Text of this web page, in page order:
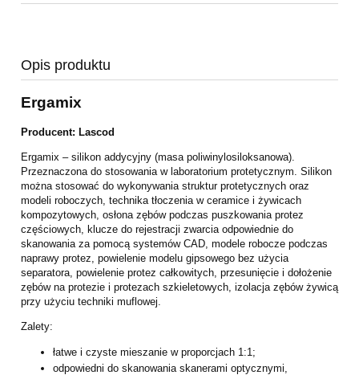
Opis produktu
Ergamix
Producent: Lascod
Ergamix – silikon addycyjny (masa poliwinylosiloksanowa).
Przeznaczona do stosowania w laboratorium protetycznym. Silikon
można stosować do wykonywania struktur protetycznych oraz
modeli roboczych, technika tłoczenia w ceramice i żywicach
kompozytowych, osłona zębów podczas puszkowania protez
częściowych, klucze do rejestracji zwarcia odpowiednie do
skanowania za pomocą systemów CAD, modele robocze podczas
naprawy protez, powielenie modelu gipsowego bez użycia
separatora, powielenie protez całkowitych, przesunięcie i dołożenie
zębów na protezie i protezach szkieletowych, izolacja zębów żywicą
przy użyciu techniki muflowej.
Zalety:
łatwe i czyste mieszanie w proporcjach 1:1;
odpowiedni do skanowania skanerami optycznymi,